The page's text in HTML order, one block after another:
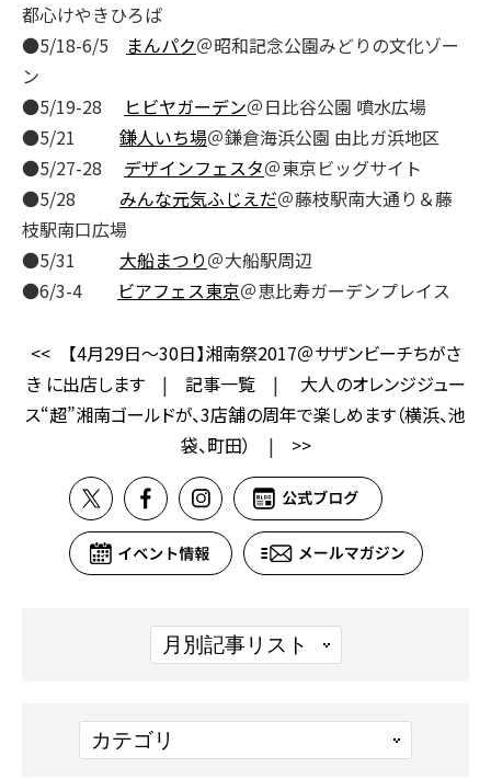
都心けやきひろば
●5/18-6/5
まんパク＠昭和記念公園みどりの文化ゾー
ン
●5/19-28
ヒビヤガーデン＠日比谷公園 噴水広場
●5/21 鎌人いち場＠鎌倉海浜公園 由比ガ浜地区
●5/27-28 デザインフェスタ＠東京ビッグサイト
●5/28 みんな元気ふじえだ＠藤枝駅南大通り＆藤
枝駅南口広場
●5/31 大船まつり＠大船駅周辺
●6/3-4
ビアフェス東京＠恵比寿ガーデンプレイス
<<
【4月29日～30日】湘南祭2017＠サザンビーチちがさ
き に出店します| 記事一覧|
大人のオレンジジュー
ス“超”湘南ゴールドが、3店舗の周年で楽しめます（横浜、池
袋、町田）
| >>